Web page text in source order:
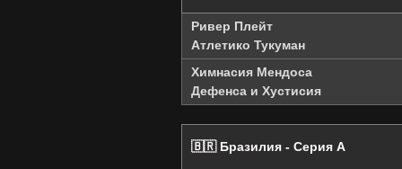
Ривер Плейт
Атлетико Тукуман
Химнасия Мендоса
Дефенса и Хустисия
🇧🇷 Бразилия - Серия А